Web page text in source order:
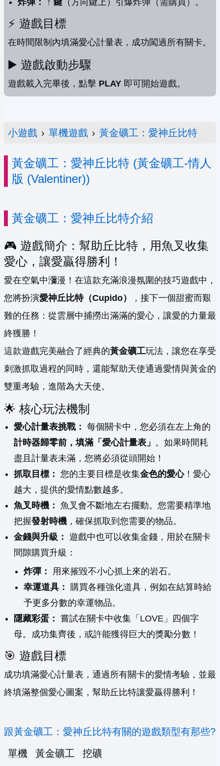
炸彈： ↑ 鍵 （方向鍵上）引爆炸彈（需購買）。
⚡️ 遊戲目標
在時間限制內填滿愛心計量表，成功闖過所有關卡。
▶️ 遊戲啟動步驟
遊戲載入完畢後，點擊 PLAY 即可開始遊戲。
小遊戲 › 單機遊戲 › 黃金礦工：愛神丘比特
黃金礦工：愛神丘比特 (黃金礦工-情人
版 (Valentiner))
黃金礦工：愛神丘比特介紹
🎮 遊戲簡介：幫助丘比特，用魚叉收集
愛心，讓愛贏得勝利！
愛在空氣中瀰漫！在這款充滿浪漫氛圍的技巧遊戲中，
您將扮演愛神丘比特（Cupido）
，接下一個甜蜜而艱
難的任務：從雲層中捕撈出滿滿的愛心，讓愛的力量最
終獲勝！
這款遊戲完美融合了經典的黃金礦工玩法，讓您在享受
刺激抓取過程的同時，還能幫助天使通過愛情與黃金的
雙重考驗，進階為大天使。
🌟 核心玩法機制
愛心計量表挑戰： 每個關卡中，您必須在左上角的
計時器歸零前，填滿「愛心計量表」 。如果時間耗
盡且計量表未滿，您將必須從頭開始！
抓取目標： 您的主要目標是收集金色的愛心！愛心
越大，提供的愛情點數越多。
魚叉時機： 魚叉會不斷地左右擺動。您需要精準地
把握發射時機 ，確保抓取到您需要的物品。
金錢與升級： 遊戲中也可以收集金錢，用於在關卡
間隙購買升級：
炸彈：
用來摧毀不小心抓上來的岩石。
幸運道具：
購買各種強化道具，例如在結算時給
予更多分數的幸運物品。
隱藏彩蛋： 嘗試在關卡中收集「LOVE」四個字
母。成功集齊後，或許能獲得巨大的獎勵分數！
🎯 遊戲目標
成功填滿愛心計量表，通過所有關卡的愛情考驗，並最
終填滿整個愛心圖案，幫助丘比特讓愛贏得勝利！
跟黃金礦工：愛神丘比特有關的遊戲類型有那些?
單機
黃金礦工 挖礦